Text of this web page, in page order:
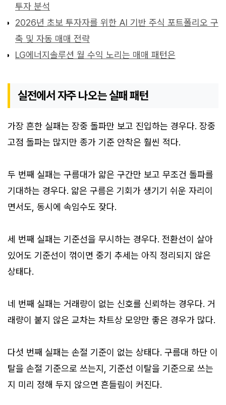
투자 분석
2026년 초보 투자자를 위한 AI 기반 주식 포트폴리오 구
축 및 자동 매매 전략
LG에너지솔루션 월 수익 노리는 매매 패턴은
실전에서 자주 나오는 실패 패턴
가장 흔한 실패는 장중 돌파만 보고 진입하는 경우다. 장중
고점 돌파는 많지만 종가 기준 안착은 훨씬 적다.
두 번째 실패는 구름대가 얇은 구간만 보고 무조건 돌파를
기대하는 경우다. 얇은 구름은 기회가 생기기 쉬운 자리이
면서도, 동시에 속임수도 잦다.
세 번째 실패는 기준선을 무시하는 경우다. 전환선이 살아
있어도 기준선이 꺾이면 중기 추세는 아직 정리되지 않은
상태다.
네 번째 실패는 거래량이 없는 신호를 신뢰하는 경우다. 거
래량이 붙지 않은 교차는 차트상 모양만 좋은 경우가 많다.
다섯 번째 실패는 손절 기준이 없는 상태다. 구름대 하단 이
탈을 손절 기준으로 쓰는지, 기준선 이탈을 기준으로 쓰는
지 미리 정해 두지 않으면 흔들림이 커진다.